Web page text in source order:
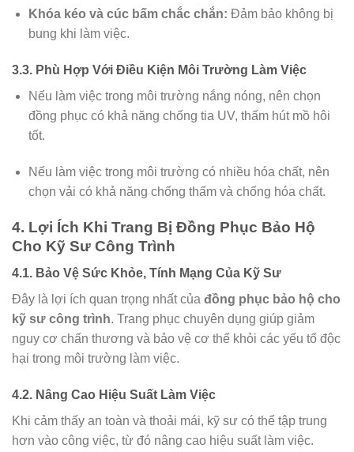
Khóa kéo và cúc bấm chắc chắn: Đảm bảo không bị
bung khi làm việc.
3.3. Phù Hợp Với Điều Kiện Môi Trường Làm Việc
Nếu làm việc trong môi trường nắng nóng, nên chọn
đồng phục có khả năng chống tia UV, thấm hút mồ hôi
tốt.
Nếu làm việc trong môi trường có nhiều hóa chất, nên
chọn vải có khả năng chống thấm và chống hóa chất.
4. Lợi Ích Khi Trang Bị Đồng Phục Bảo Hộ
Cho Kỹ Sư Công Trình
4.1. Bảo Vệ Sức Khỏe, Tính Mạng Của Kỹ Sư
Đây là lợi ích quan trọng nhất của đồng phục bảo hộ cho
kỹ sư công trình. Trang phục chuyên dụng giúp giảm
nguy cơ chấn thương và bảo vệ cơ thể khỏi các yếu tố độc
hại trong môi trường làm việc.
4.2. Nâng Cao Hiệu Suất Làm Việc
Khi cảm thấy an toàn và thoải mái, kỹ sư có thể tập trung
hơn vào công việc, từ đó nâng cao hiệu suất làm việc.